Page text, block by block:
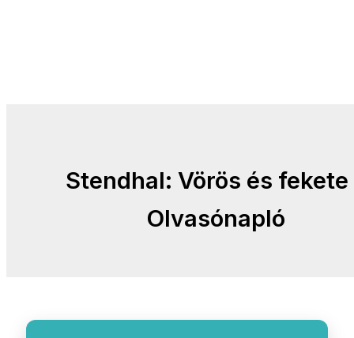
Stendhal: Vörös és fekete
Olvasónapló